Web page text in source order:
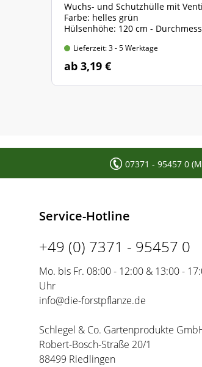
Wuchs- und Schutzhülle mit
Farbe: helles grün
Hülsenhöhe: 120 cm -
Lieferzeit: 3 - 5 Werktage
ab 3,19 €
07371 - 95457 0
Service-Hotline
+49 (0) 7371 - 95457 0
Mo. bis Fr. 08:00 - 12:00 & 13:00 -
Uhr
info@die-forstpflanze.de
Schlegel & Co. Gartenprodukte
Robert-Bosch-Straße 20/1
88499 Riedlingen